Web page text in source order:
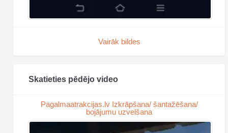
Vairāk bildes
Skatieties pēdējo video
Pagalmaatrakcijas.lv Izkrāpšana/ šantažēšana/
bojājumu uzvelšana